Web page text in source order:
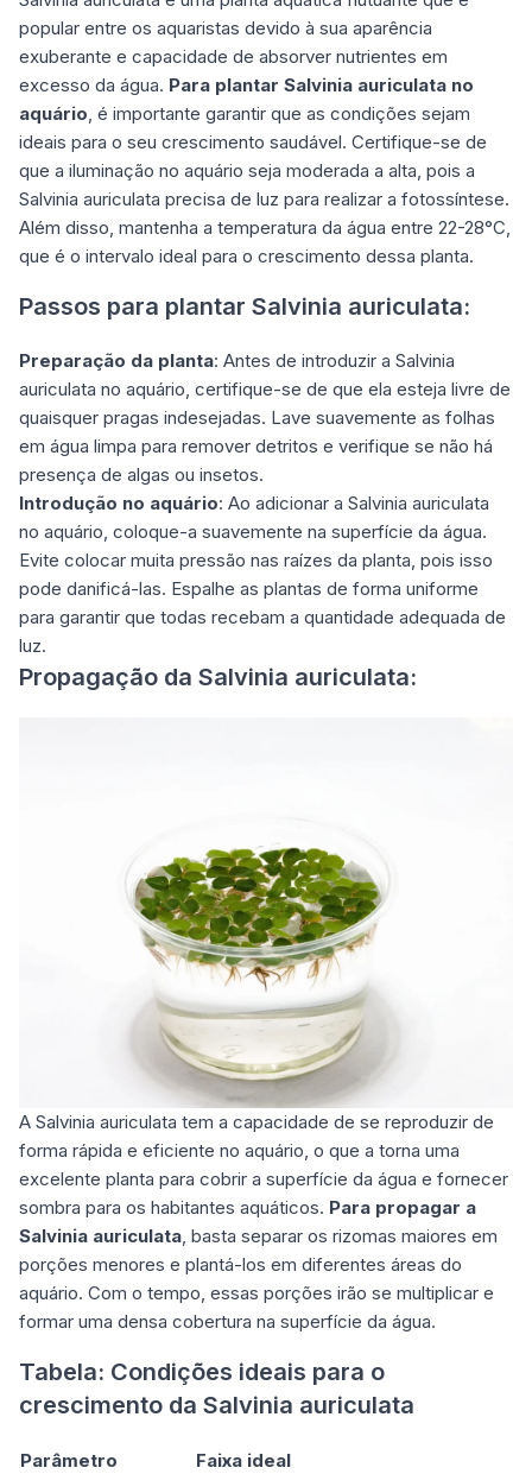
popular entre os aquaristas devido à sua aparência
exuberante e capacidade de absorver nutrientes em
excesso da água. Para plantar Salvinia auriculata no
aquário, é importante garantir que as condições sejam
ideais para o seu crescimento saudável. Certifique-se de
que a iluminação no aquário seja moderada a alta, pois a
Salvinia auriculata precisa de luz para realizar a fotossíntese.
Além disso, mantenha a temperatura da água entre 22-28°C,
que é o intervalo ideal para o crescimento dessa planta.
Passos para plantar Salvinia auriculata:
Preparação da planta: Antes de introduzir a Salvinia
auriculata no aquário, certifique-se de que ela esteja livre de
quaisquer pragas indesejadas. Lave suavemente as folhas
em água limpa para remover detritos e verifique se não há
presença de algas ou insetos.
Introdução no aquário: Ao adicionar a Salvinia auriculata
no aquário, coloque-a suavemente na superfície da água.
Evite colocar muita pressão nas raízes da planta, pois isso
pode danificá-las. Espalhe as plantas de forma uniforme
para garantir que todas recebam a quantidade adequada de
luz.
Propagação da Salvinia auriculata:
A Salvinia auriculata tem a capacidade de se reproduzir de
forma rápida e eficiente no aquário, o que a torna uma
excelente planta para cobrir a superfície da água e fornecer
sombra para os habitantes aquáticos. Para propagar a
Salvinia auriculata, basta separar os rizomas maiores em
porções menores e plantá-los em diferentes áreas do
aquário. Com o tempo, essas porções irão se multiplicar e
formar uma densa cobertura na superfície da água.
Tabela: Condições ideais para o
crescimento da Salvinia auriculata
Parâmetro
Faixa ideal